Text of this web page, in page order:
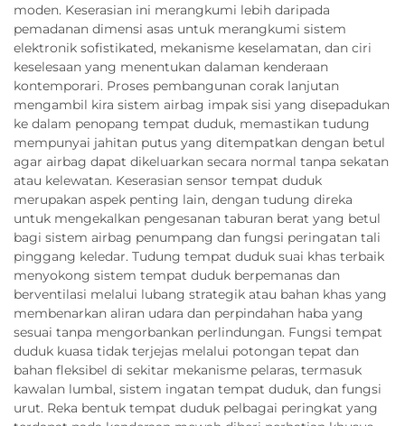
moden. Keserasian ini merangkumi lebih daripada
pemadanan dimensi asas untuk merangkumi sistem
elektronik sofistikated, mekanisme keselamatan, dan ciri
keselesaan yang menentukan dalaman kenderaan
kontemporari. Proses pembangunan corak lanjutan
mengambil kira sistem airbag impak sisi yang disepadukan
ke dalam penopang tempat duduk, memastikan tudung
mempunyai jahitan putus yang ditempatkan dengan betul
agar airbag dapat dikeluarkan secara normal tanpa sekatan
atau kelewatan. Keserasian sensor tempat duduk
merupakan aspek penting lain, dengan tudung direka
untuk mengekalkan pengesanan taburan berat yang betul
bagi sistem airbag penumpang dan fungsi peringatan tali
pinggang keledar. Tudung tempat duduk suai khas terbaik
menyokong sistem tempat duduk berpemanas dan
berventilasi melalui lubang strategik atau bahan khas yang
membenarkan aliran udara dan perpindahan haba yang
sesuai tanpa mengorbankan perlindungan. Fungsi tempat
duduk kuasa tidak terjejas melalui potongan tepat dan
bahan fleksibel di sekitar mekanisme pelaras, termasuk
kawalan lumbal, sistem ingatan tempat duduk, dan fungsi
urut. Reka bentuk tempat duduk pelbagai peringkat yang